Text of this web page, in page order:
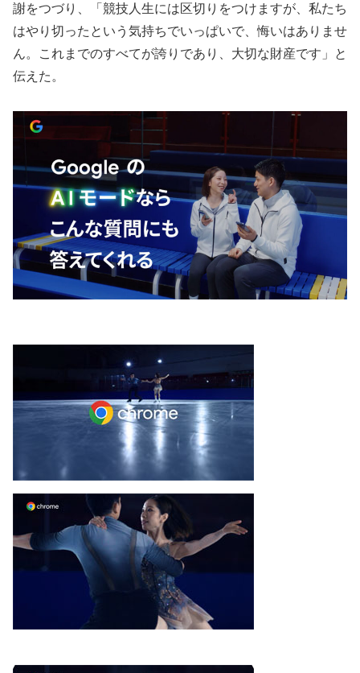
謝をつづり、「競技人生には区切りをつけますが、私たち
はやり切ったという気持ちでいっぱいで、悔いはありませ
ん。これまでのすべてが誇りであり、大切な財産です」と
伝えた。